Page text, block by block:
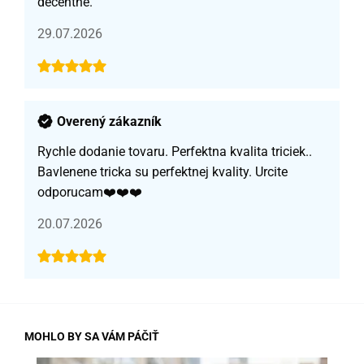
29.07.2026
Overený zákazník
Rychle dodanie tovaru. Perfektna kvalita triciek..
Bavlenene tricka su perfektnej kvality. Urcite
odporucam❤️❤️❤️
20.07.2026
MOHLO BY SA VÁM PÁČIŤ